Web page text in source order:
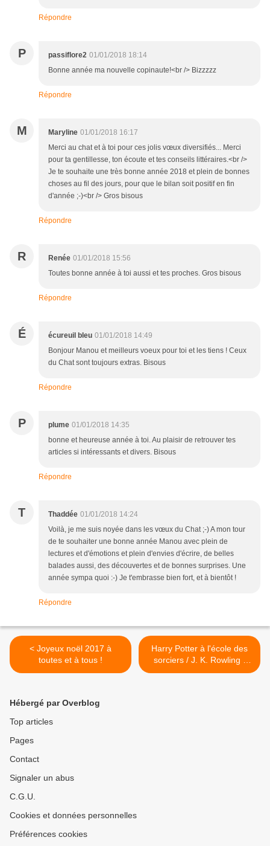
Répondre
P passiflore2 01/01/2018 18:14
Bonne année ma nouvelle copinaute!<br /> Bizzzzz
Répondre
M Maryline 01/01/2018 16:17
Merci au chat et à toi pour ces jolis vœux diversifiés... Merci
pour ta gentillesse, ton écoute et tes conseils littéraires.<br />
Je te souhaite une très bonne année 2018 et plein de bonnes
choses au fil des jours, pour que le bilan soit positif en fin
d'année ;-)<br /> Gros bisous
Répondre
R Renée 01/01/2018 15:56
Toutes bonne année à toi aussi et tes proches. Gros bisous
Répondre
É écureuil bleu 01/01/2018 14:49
Bonjour Manou et meilleurs voeux pour toi et les tiens ! Ceux
du Chat sont toujours extras. Bisous
Répondre
P plume 01/01/2018 14:35
bonne et heureuse année à toi. Au plaisir de retrouver tes
articles si intéressants et divers. Bisous
Répondre
T Thaddée 01/01/2018 14:24
Voilà, je me suis noyée dans les vœux du Chat ;-) A mon tour
de te souhaiter une bonne année Manou avec plein de
lectures et d'émotions et plein d'envies d'écrire, de belles
balades aussi, des découvertes et de bonnes surprises. Une
année sympa quoi :-) Je t'embrasse bien fort, et à bientôt !
Répondre
< Joyeux noël 2017 à
toutes et à tous !
Harry Potter à l'école des
sorciers / J. K. Rowling /
Illustrations de Jim Kay >
Hébergé par Overblog
Top articles
Pages
Contact
Signaler un abus
C.G.U.
Cookies et données personnelles
Préférences cookies